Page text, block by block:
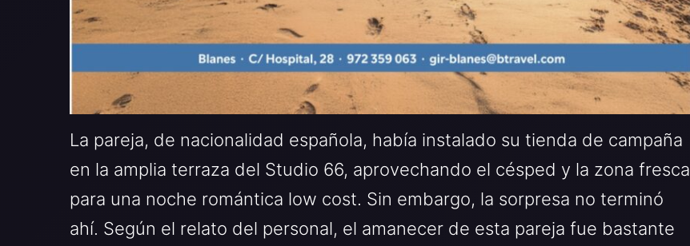
La pareja, de nacionalidad española, había instalado su tienda de campaña
en la amplia terraza del Studio 66, aprovechando el césped y la zona fresca
para una noche romántica low cost. Sin embargo, la sorpresa no terminó
ahí. Según el relato del personal, el amanecer de esta pareja fue bastante